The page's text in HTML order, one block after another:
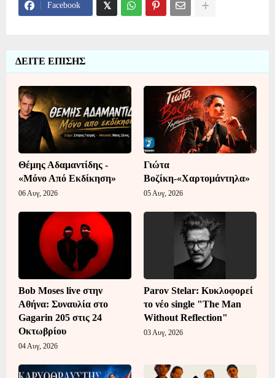
Facebook
ΔΕΙΤΕ ΕΠΙΣΗΣ
Θέμης Αδαμαντίδης -
«Μόνο Από Εκδίκηση»
06 Αυγ, 2026
Γιώτα
Βοζίκη-«Χαρτομάντηλα»
05 Αυγ, 2026
Bob Moses live στην
Αθήνα: Συναυλία στο
Gagarin 205 στις 24
Οκτωβρίου
04 Αυγ, 2026
Parov Stelar: Κυκλοφορεί
το νέο single "The Man
Without Reflection"
03 Αυγ, 2026